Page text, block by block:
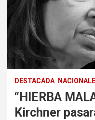
DESTACADA
“HIERBA
Kirchner